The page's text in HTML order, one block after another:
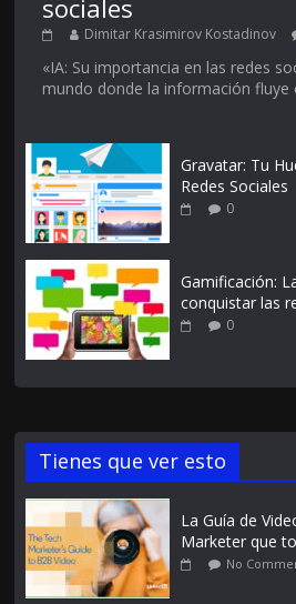
sociales
Dimitar Krasimirov Kostadinov
«IA: Su importancia en las redes
mundo donde la información fluye
Gravatar: Tu
Redes Sociales
0
Gamificación:
conquistar las
0
Tienes que ver esto
La Guía de
Marketer que
No